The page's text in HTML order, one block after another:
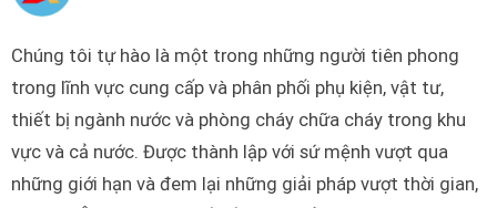
Chúng tôi tự hào là một trong những người tiên phong
trong lĩnh vực cung cấp và phân phối phụ kiện, vật tư,
thiết bị ngành nước và phòng cháy chữa cháy trong khu
vực và cả nước. Được thành lập với sứ mệnh vượt qua
những giới hạn và đem lại những giải pháp vượt thời gian,